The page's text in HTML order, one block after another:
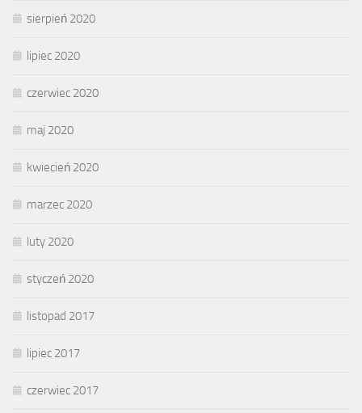
sierpień 2020
lipiec 2020
czerwiec 2020
maj 2020
kwiecień 2020
marzec 2020
luty 2020
styczeń 2020
listopad 2017
lipiec 2017
czerwiec 2017